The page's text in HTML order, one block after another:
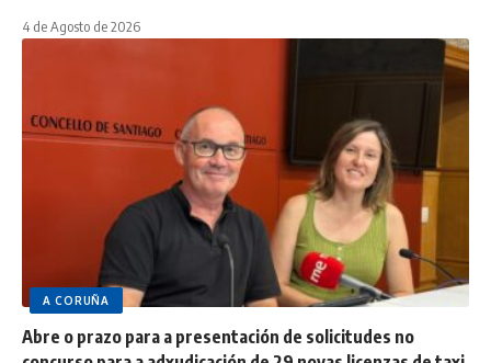
4 de Agosto de 2026
A CORUÑA
Abre o prazo para a presentación de solicitudes no